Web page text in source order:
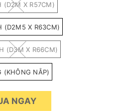
(D2M X R57CM)
(D2M5 X R63CM)
(D3M X R66CM)
(KHÔNG NẮP)
NGAY